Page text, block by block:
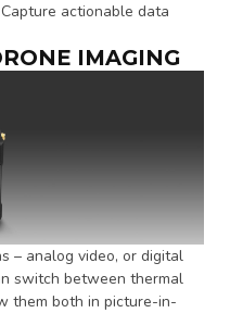
actionable data
IMAGING
– analog video, or digital
switch between thermal
them both in picture-in-